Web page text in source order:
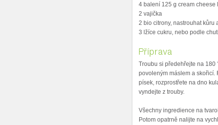
4 balení 125 g cream cheese
2 vajička
2 bio citrony, nastrouhat kůru
3 lžíce cukru, nebo podle
Příprava
Troubu si předehřejte na 180
povoleným máslem a skořicí.
písek, rozprostřete na dno
vyndejte z trouby.
Všechny ingredience na
Potom opatrně nalijte na